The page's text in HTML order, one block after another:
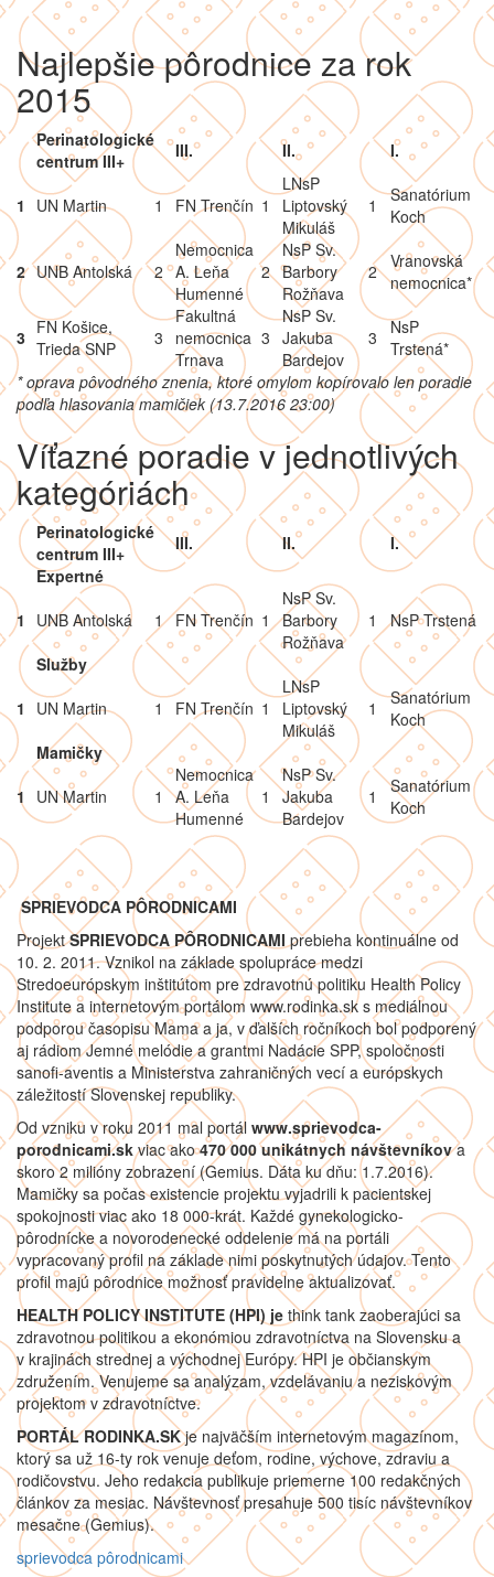
Najlepšie pôrodnice za rok
2015
Perinatologické
centrum III+
III. II. I.
1 UN Martin 1 FN Trenčín 1
LNsP
Liptovský
Mikuláš
1
Sanatórium
Koch
2 UNB Antolská 2
Nemocnica
A. Leňa
Humenné
2
NsP Sv.
Barbory
Rožňava
2 Vranovská
nemocnica*
3 FN Košice,
Trieda SNP
3
Fakultná
nemocnica
Trnava
3
NsP Sv.
Jakuba
Bardejov
3
NsP
Trstená*
* oprava pôvodného znenia, ktoré omylom kopírovalo len poradie
podľa hlasovania mamičiek (13.7.2016 23:00)
Víťazné poradie v jednotlivých
kategóriách
Perinatologické
centrum III+
III. II.
I.
Expertné
1
UNB Antolská 1 FN Trenčín 1
NsP Sv.
Barbory
Rožňava
1
NsP Trstená
Služby
1
UN Martin 1 FN Trenčín 1
LNsP
Liptovský
Mikuláš
1
Sanatórium
Koch
Mamičky
1
UN Martin 1
Nemocnica
A. Leňa
Humenné
1
NsP Sv.
Jakuba
Bardejov
1
Sanatórium
Koch
SPRIEVODCA PÔRODNICAMI
ProjektSPRIEVODCA PÔRODNICAMIprebieha kontinuálne od
10. 2. 2011. Vznikol na základe spolupráce medzi
Stredoeurópskym inštitútom pre zdravotnú politiku Health Policy
Institute a internetovým portálom www.rodinka.sk s mediálnou
podporou časopisu Mama a ja, v ďalších ročníkoch bol podporený
aj rádiom Jemné melódie a grantmi Nadácie SPP, spoločnosti
sanofi-aventis a Ministerstva zahraničných vecí a európskych
záležitostí Slovenskej republiky.
Od vzniku v roku 2011 mal portál www.sprievodca-
porodnicami.skviac ako470 000 unikátnych návštevníkova
skoro 2 milióny zobrazení (Gemius. Dáta ku dňu: 1.7.2016).
Mamičky sa počas existencie projektu vyjadrili k pacientskej
spokojnosti viac ako 18 000-krát. Každé gynekologicko-
pôrodnícke a novorodenecké oddelenie má na portáli
vypracovaný profil na základe nimi poskytnutých údajov. Tento
profil majú pôrodnice možnosť pravidelne aktualizovať.
HEALTH POLICY INSTITUTE (HPI) je think tank zaoberajúci sa
zdravotnou politikou a ekonómiou zdravotníctva na Slovensku a
v krajinách strednej a východnej Európy. HPI je občianskym
združením. Venujeme sa analýzam, vzdelávaniu a neziskovým
projektom v zdravotníctve.
PORTÁL RODINKA.SKje najväčším internetovým magazínom,
ktorý sa už 16-ty rok venuje deťom, rodine, výchove, zdraviu a
rodičovstvu. Jeho redakcia publikuje priemerne 100 redakčných
článkov za mesiac. Návštevnosť presahuje 500 tisíc návštevníkov
mesačne (Gemius).
sprievodca pôrodnicami